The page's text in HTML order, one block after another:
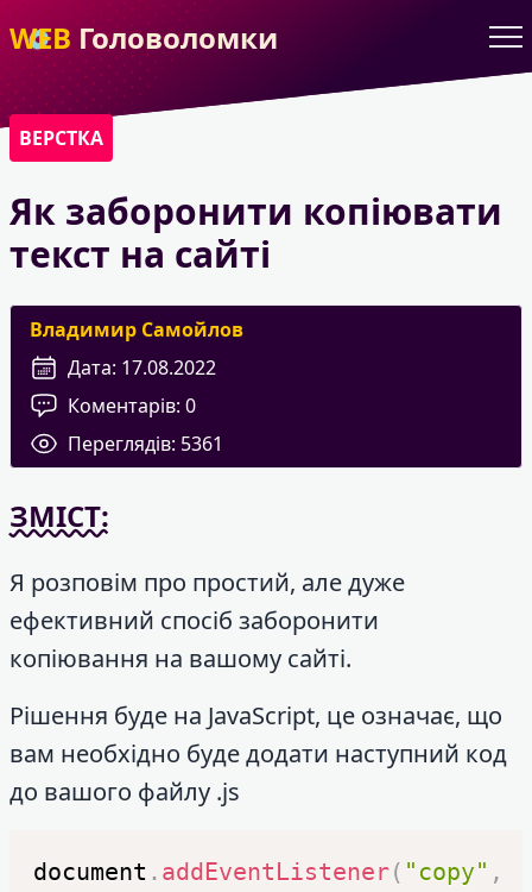
WEBГоловоломки
ВЕРСТКА
Як заборонити копіювати
текст на сайті
Владимир Самойлов
Дата: 17.08.2022
Коментарів: 0
Переглядів: 5361
ЗМІСТ:
Я розповім про простий, але дуже
ефективний спосіб заборонити
копіювання на вашому сайті.
Рішення буде на JavaScript, це означає, що
вам необхідно буде додати наступний код
до вашого файлу .js
document . addEventListener( "copy" ,